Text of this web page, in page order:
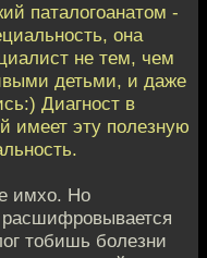
паталогоанатом -
она
не тем, чем
детьми, и даже
Диагност в
имеет эту полезную
имхо. Но
расшифровывается
тобишь болезни